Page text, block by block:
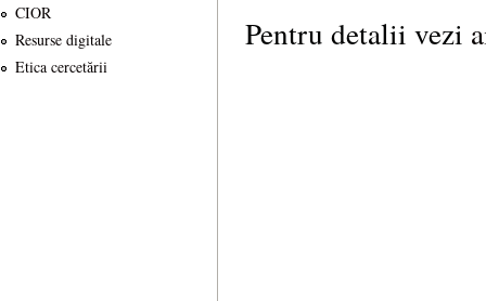
CIOR
Resurse digitale
Etica cercetării
Pentru detalii vezi